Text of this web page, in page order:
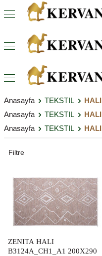
Anasayfa TEKSTIL
HALI
Anasayfa
TEKSTIL
HALI
Anasayfa
TEKSTIL HALI
Filtre
ZENITA HALI
B3124A_CH1_A1 200X290